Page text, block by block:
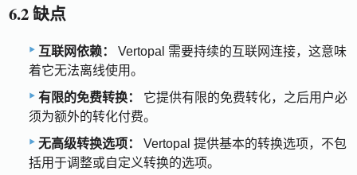
6.2 缺点
互联网依赖：
Vertopal 需要持续的互联网连接，这意味
着它无法离线使用。
有限的免费转换：
它提供有限的免费转化，之后用户必
须为额外的转化付费。
无高级转换选项：
Vertopal 提供基本的转换选项，不包
括用于调整或自定义转换的选项。